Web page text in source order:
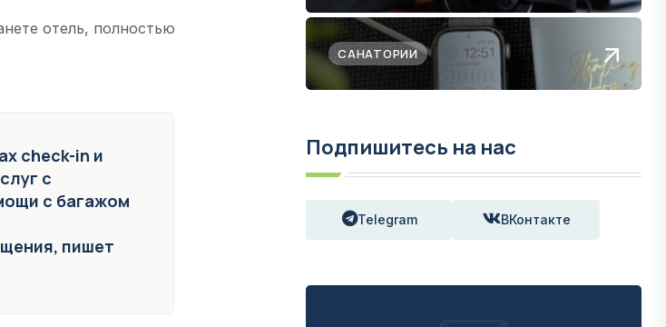
отель, полностью
check-in и
с
с багажом
пишет
САНАТОРИИ
Подпишитесь на нас
Telegram ВКонтакте